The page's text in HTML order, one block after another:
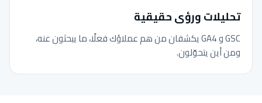
تحليلات ورؤى حقيقية
GSC و GA4 يكشفان من هم عملاؤك فعلًا، ما يبحثون عنه،
ومن أين يتحوّلون.